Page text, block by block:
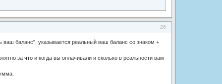
26
ваш баланс", указывается реальный ваш баланс со знаком +
за что и когда вы оплачивали и сколько в реальности вам